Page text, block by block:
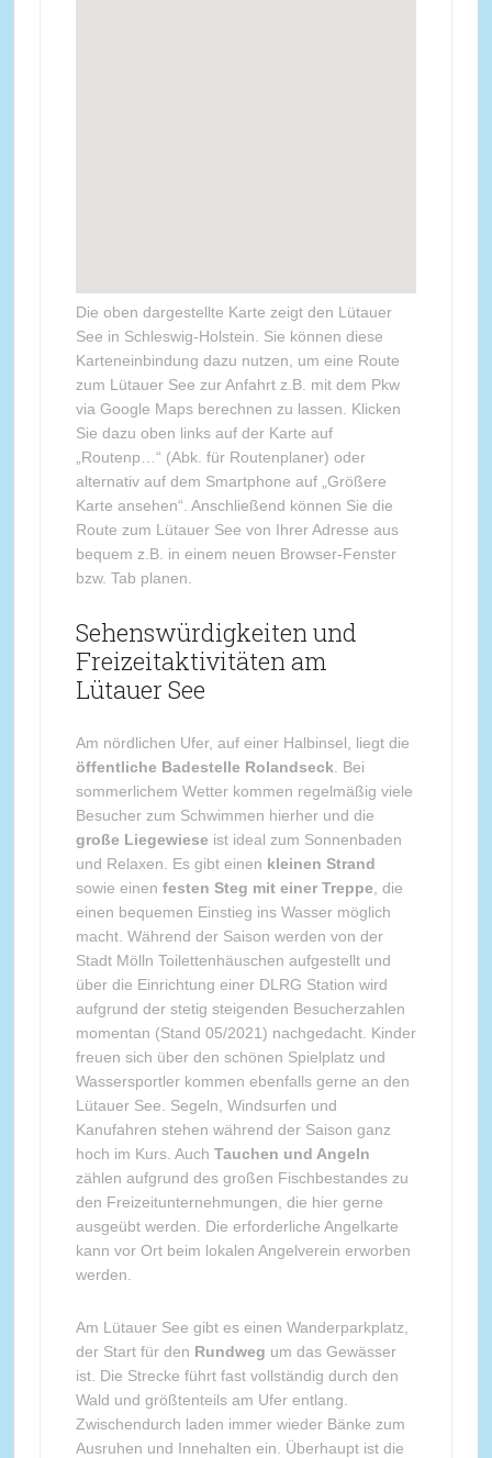
Die oben dargestellte Karte zeigt den Lütauer
See in Schleswig-Holstein. Sie können diese
Karteneinbindung dazu nutzen, um eine Route
zum Lütauer See zur Anfahrt z.B. mit dem Pkw
via Google Maps berechnen zu lassen. Klicken
Sie dazu oben links auf der Karte auf
„Routenp…“ (Abk. für Routenplaner) oder
alternativ auf dem Smartphone auf „Größere
Karte ansehen“. Anschließend können Sie die
Route zum Lütauer See von Ihrer Adresse aus
bequem z.B. in einem neuen Browser-Fenster
bzw. Tab planen.
Sehenswürdigkeiten und
Freizeitaktivitäten am
Lütauer See
Am nördlichen Ufer, auf einer Halbinsel, liegt die
öffentliche Badestelle Rolandseck . Bei
sommerlichem Wetter kommen regelmäßig viele
Besucher zum Schwimmen hierher und die
große Liegewiese ist ideal zum Sonnenbaden
und Relaxen. Es gibt einen kleinen Strand
sowie einen festen Steg mit einer Treppe , die
einen bequemen Einstieg ins Wasser möglich
macht. Während der Saison werden von der
Stadt Mölln Toilettenhäuschen aufgestellt und
über die Einrichtung einer DLRG Station wird
aufgrund der stetig steigenden Besucherzahlen
momentan (Stand 05/2021) nachgedacht. Kinder
freuen sich über den schönen Spielplatz und
Wassersportler kommen ebenfalls gerne an den
Lütauer See. Segeln, Windsurfen und
Kanufahren stehen während der Saison ganz
hoch im Kurs. Auch Tauchen und Angeln
zählen aufgrund des großen Fischbestandes zu
den Freizeitunternehmungen, die hier gerne
ausgeübt werden. Die erforderliche Angelkarte
kann vor Ort beim lokalen Angelverein erworben
werden.
Am Lütauer See gibt es einen Wanderparkplatz,
der Start für den Rundweg um das Gewässer
ist. Die Strecke führt fast vollständig durch den
Wald und größtenteils am Ufer entlang.
Zwischendurch laden immer wieder Bänke zum
Ausruhen und Innehalten ein. Überhaupt ist die